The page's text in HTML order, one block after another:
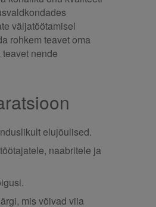
väljatöötamisel
rohkem teavet oma
nende
elujõulised.
naabritele ja
mis võivad viia